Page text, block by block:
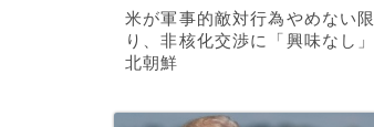
米が軍事的敵対行為やめない限
り、非核化交渉に「興味なし」
北朝鮮